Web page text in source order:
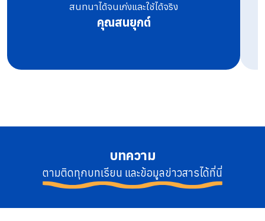
สนทนาได้จนเก่งและใช้ได้จริง
คุณสนยุกต์
บทความ
ตามติดทุกบทเรียน และข้อมูลข่าวสารได้ที่นี่